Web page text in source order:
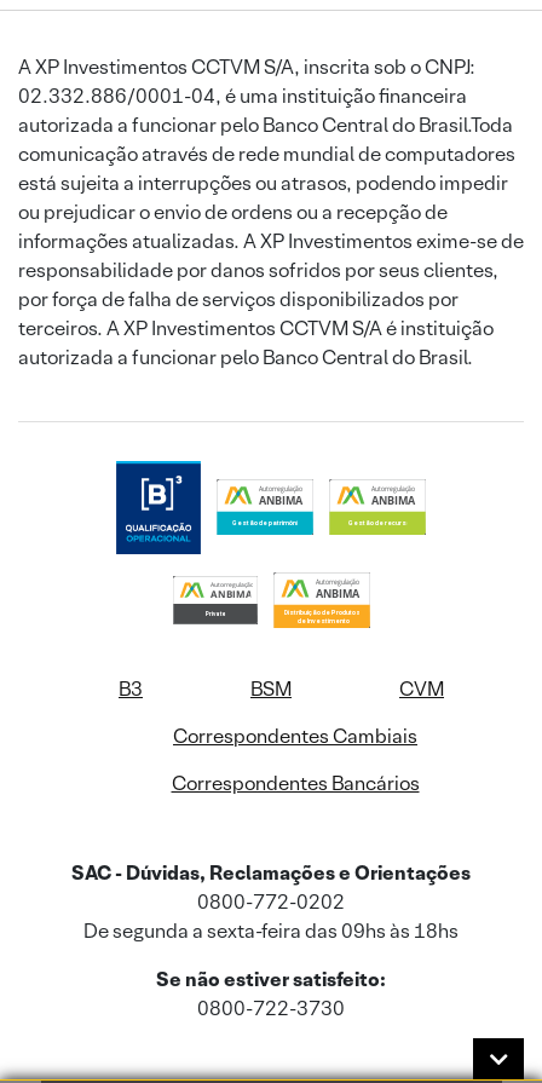
A XP Investimentos CCTVM S/A, inscrita sob o CNPJ:
02.332.886/0001-04, é uma instituição financeira
autorizada a funcionar pelo Banco Central do Brasil.Toda
comunicação através de rede mundial de computadores
está sujeita a interrupções ou atrasos, podendo impedir
ou prejudicar o envio de ordens ou a recepção de
informações atualizadas. A XP Investimentos exime-se de
responsabilidade por danos sofridos por seus clientes,
por força de falha de serviços disponibilizados por
terceiros. A XP Investimentos CCTVM S/A é instituição
autorizada a funcionar pelo Banco Central do Brasil.
B3 BSM
CVM
Correspondentes Cambiais
Correspondentes Bancários
SAC - Dúvidas, Reclamações e Orientações
0800-772-0202
De segunda a sexta-feira das 09hs às 18hs
Se não estiver satisfeito:
0800-722-3730